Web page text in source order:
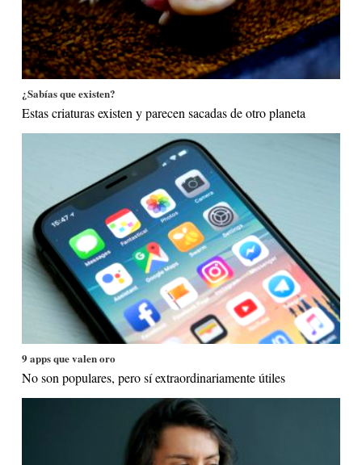
¿Sabías que existen?
Estas criaturas existen y parecen sacadas de otro planeta
9 apps que valen oro
No son populares, pero sí extraordinariamente útiles